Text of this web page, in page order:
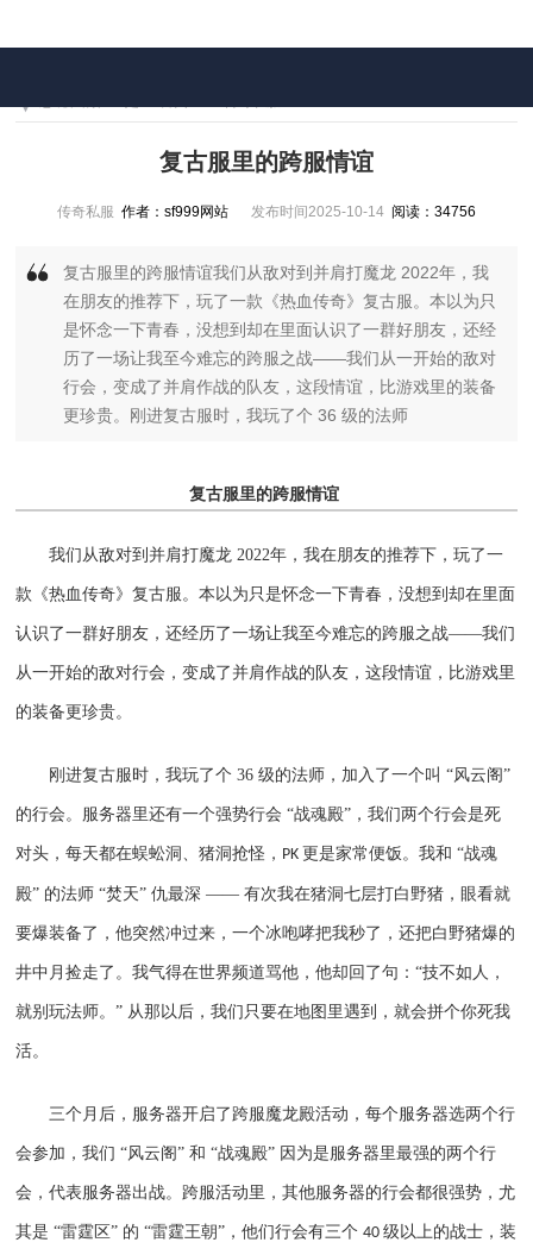
复古服里的跨服情谊
传奇私服 作者：sf999网站 发布时间2025-10-14 阅读：34756
复古服里的跨服情谊我们从敌对到并肩打魔龙 2022年，我
在朋友的推荐下，玩了一款《热血传奇》复古服。本以为只
是怀念一下青春，没想到却在里面认识了一群好朋友，还经
历了一场让我至今难忘的跨服之战——我们从一开始的敌对
行会，变成了并肩作战的队友，这段情谊，比游戏里的装备
更珍贵。刚进复古服时，我玩了个 36 级的法师
复古服里的跨服情谊
我们从敌对到并肩打魔龙 2022年，我在朋友的推荐下，玩了一
款《热血传奇》复古服。本以为只是怀念一下青春，没想到却在里面
认识了一群好朋友，还经历了一场让我至今难忘的跨服之战——我们
从一开始的敌对行会，变成了并肩作战的队友，这段情谊，比游戏里
的装备更珍贵。
刚进复古服时，我玩了个 36级的法师，加入了一个叫 “风云阁”
的行会。服务器里还有一个强势行会 “战魂殿”，我们两个行会是死
对头，每天都在蜈蚣洞、猪洞抢怪， PK 更是家常便饭。我和 “战魂
殿” 的法师 “焚天” 仇最深 —— 有次我在猪洞七层打白野猪，眼看就
要爆装备了，他突然冲过来，一个冰咆哮把我秒了，还把白野猪爆的
井中月捡走了。我气得在世界频道骂他，他却回了句：“技不如人，
就别玩法师。” 从那以后，我们只要在地图里遇到，就会拼个你死我
活。
三个月后，服务器开启了跨服魔龙殿活动，每个服务器选两个行
会参加，我们 “风云阁” 和 “战魂殿” 因为是服务器里最强的两个行
会，代表服务器出战。跨服活动里，其他服务器的行会都很强势，尤
其是 “雷霆区” 的 “雷霆王朝”，他们行会有三个40级以上的战士，装